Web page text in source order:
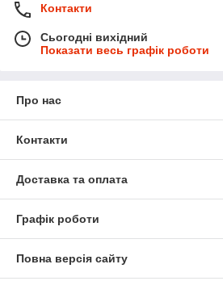
Контакти
Сьогодні вихідний
Показати весь графік роботи
Про нас
Контакти
Доставка та оплата
Графік роботи
Повна версія сайту